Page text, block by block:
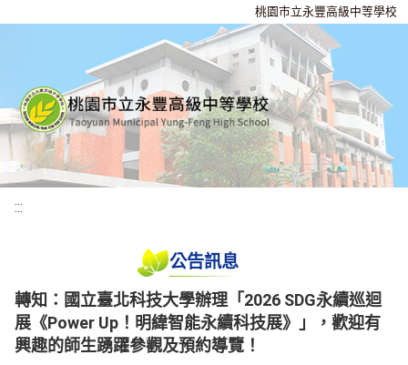
桃園市立永豐高級中等學校
:::
公告訊息
轉知：國立臺北科技大學辦理「2026 SDG永續巡迴
展《Power Up！明緯智能永續科技展》」，歡迎有
興趣的師生踴躍參觀及預約導覽！